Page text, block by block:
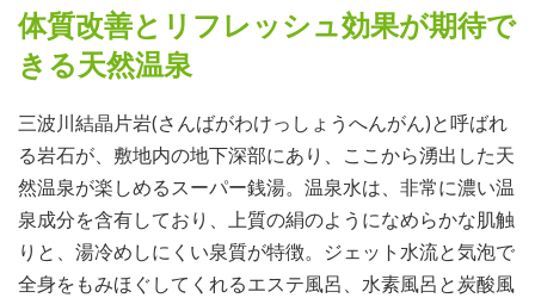
体質改善とリフレッシュ効果が期待で
きる天然温泉
三波川結晶片岩(さんばがわけっしょうへんがん)と呼ばれ
る岩石が、敷地内の地下深部にあり、ここから湧出した天
然温泉が楽しめるスーパー銭湯。温泉水は、非常に濃い温
泉成分を含有しており、上質の絹のようになめらかな肌触
りと、湯冷めしにくい泉質が特徴。ジェット水流と気泡で
全身をもみほぐしてくれるエステ風呂、水素風呂と炭酸風